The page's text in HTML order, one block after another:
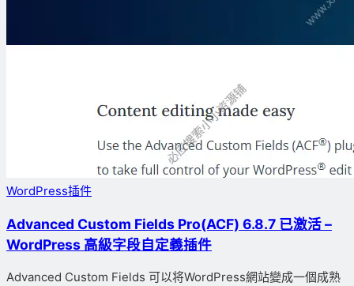
WordPress插件
Advanced Custom Fields Pro(ACF) 6.8.7 已激活 –
WordPress 高級字段自定義插件
Advanced Custom Fields 可以将WordPress網站變成一個成熟